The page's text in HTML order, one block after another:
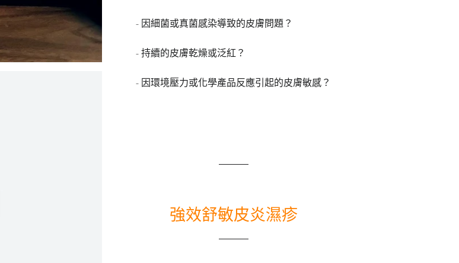
- 因細菌或真菌感染導致的皮膚問題？
- 持續的皮膚乾燥或泛紅？
- 因環境壓力或化學產品反應引起的皮膚敏感？
強效舒敏皮炎濕疹